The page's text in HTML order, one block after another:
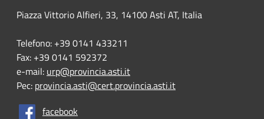
Piazza Vittorio Alfieri, 33, 14100 Asti AT, Italia
Telefono: +39 0141 433211
Fax: +39 0141 592372
e-mail: urp@provincia.asti.it
Pec: provincia.asti@cert.provincia.asti.it
facebook